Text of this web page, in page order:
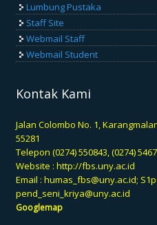
Lumbung Pustaka
Staff Site
Webmail Staff
Webmail Student
Kontak Kami
Jalan Colombo No. 1,
55281
Telepon (0274) 550843, (0274)
Website :http://fbs.uny.ac.id
Email :humas_fbs@uny.ac.id;
pend_seni_kriya@uny.ac.id
Googlemap